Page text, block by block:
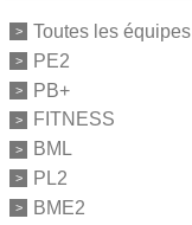
Toutes les équipes
PE2
PB+
FITNESS
BML
PL2
BME2